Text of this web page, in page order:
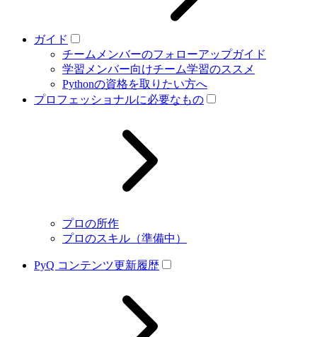
ガイド
チームメンバーのフォローアップガイド
学習メンバー向けチーム学習のススメ
Pythonの資格を取りたい方へ
プロフェッショナルに必要なもの
プロの所作
プロのスキル（準備中）
PyQ コンテンツ更新履歴